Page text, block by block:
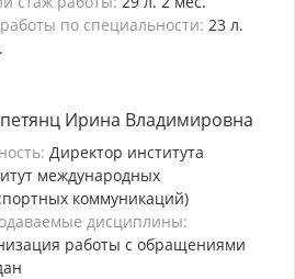
по специальности: 23 л.
Ирина Владимировна
Директор института
международных
коммуникаций)
дисциплины:
работы с обращениями